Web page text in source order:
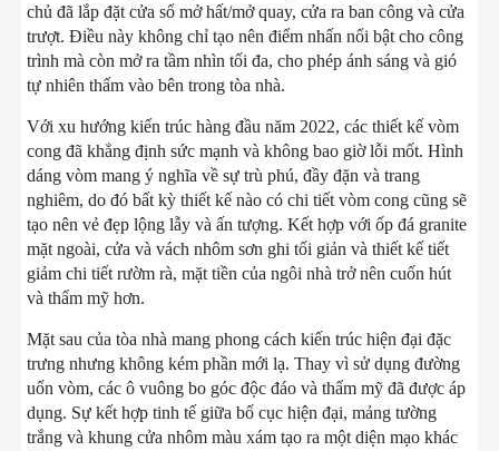
chủ đã lắp đặt cửa sổ mở hất/mở quay, cửa ra ban công và cửa
trượt. Điều này không chỉ tạo nên điểm nhấn nổi bật cho công
trình mà còn mở ra tầm nhìn tối đa, cho phép ánh sáng và gió
tự nhiên thấm vào bên trong tòa nhà.
Với xu hướng kiến trúc hàng đầu năm 2022, các thiết kế vòm
cong đã khẳng định sức mạnh và không bao giờ lỗi mốt. Hình
dáng vòm mang ý nghĩa về sự trù phú, đầy đặn và trang
nghiêm, do đó bất kỳ thiết kế nào có chi tiết vòm cong cũng sẽ
tạo nên vẻ đẹp lộng lẫy và ấn tượng. Kết hợp với ốp đá granite
mặt ngoài, cửa và vách nhôm sơn ghi tối giản và thiết kế tiết
giảm chi tiết rườm rà, mặt tiền của ngôi nhà trở nên cuốn hút
và thẩm mỹ hơn.
Mặt sau của tòa nhà mang phong cách kiến trúc hiện đại đặc
trưng nhưng không kém phần mới lạ. Thay vì sử dụng đường
uốn vòm, các ô vuông bo góc độc đáo và thẩm mỹ đã được áp
dụng. Sự kết hợp tinh tế giữa bố cục hiện đại, mảng tường
trắng và khung cửa nhôm màu xám tạo ra một diện mạo khác